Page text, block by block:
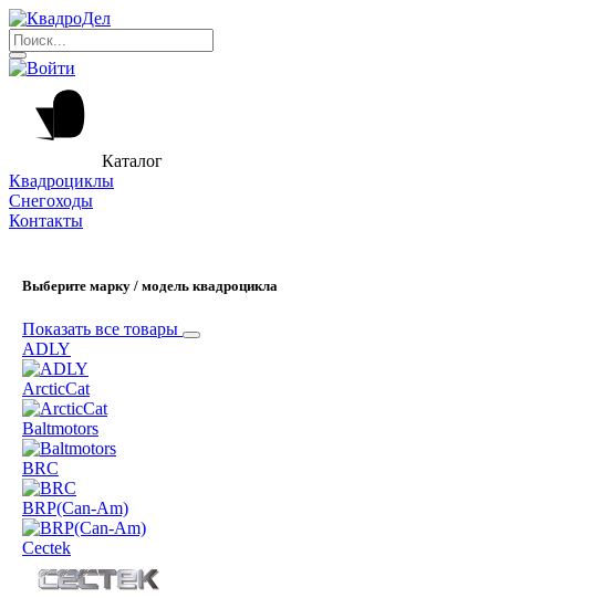
Каталог
Квадроциклы
Снегоходы
Контакты
Выберите марку / модель квадроцикла
Показать все товары
ADLY
ArcticCat
Baltmotors
BRC
BRP(Can-Am)
Cectek